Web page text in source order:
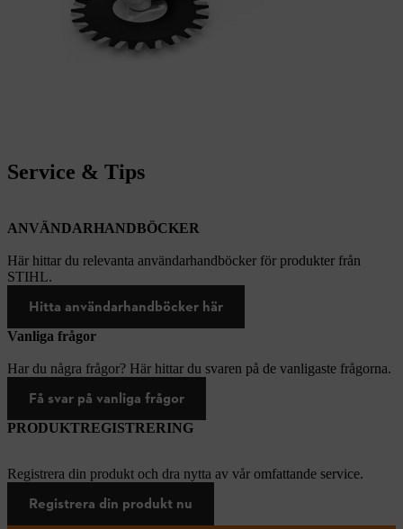
Service & Tips
ANVÄNDARHANDBÖCKER
Här hittar du relevanta användarhandböcker för produkter från
STIHL.
Hitta användarhandböcker här
Vanliga frågor
Har du några frågor? Här hittar du svaren på de vanligaste frågorna.
Få svar på vanliga frågor
PRODUKTREGISTRERING
Registrera din produkt och dra nytta av vår omfattande service.
Registrera din produkt nu